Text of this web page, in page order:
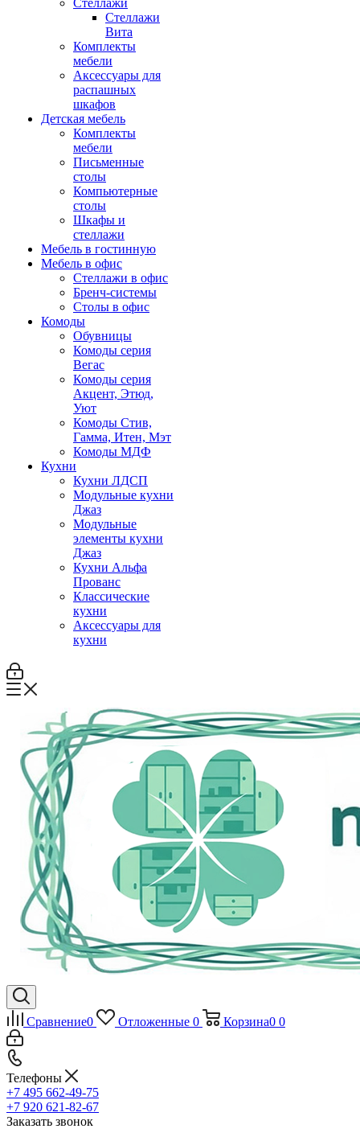
Стеллажи
Стеллажи
Вита
Комплекты
мебели
Аксессуары для
распашных
шкафов
Детская мебель
Комплекты
мебели
Письменные
столы
Компьютерные
столы
Шкафы и
стеллажи
Мебель в гостинную
Мебель в офис
Стеллажи в офис
Бренч-системы
Столы в офис
Комоды
Обувницы
Комоды серия
Вегас
Комоды серия
Акцент, Этюд,
Уют
Комоды Стив,
Гамма, Итен, Мэт
Комоды МДФ
Кухни
Кухни ЛДСП
Модульные кухни
Джаз
Модульные
элементы кухни
Джаз
Кухни Альфа
Прованс
Классические
кухни
Аксессуары для
кухни
Сравнение0 Отложенные 0 Корзина0 0
Телефоны
+7 495 662-49-75
+7 920 621-82-67
Заказать звонок